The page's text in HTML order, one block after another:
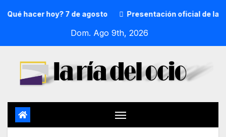
hacer hoy? 7 de agosto Presentación oficial de la
Dom. Ago 9th, 2026